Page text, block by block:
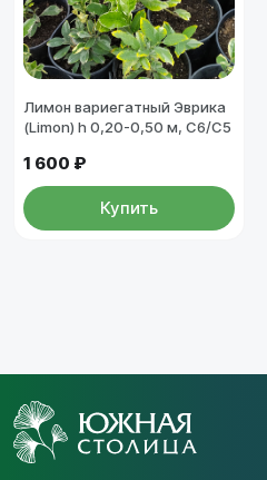
Лимон вариегатный Эврика
(Limon) h 0,20-0,50 м, С6/С5
1 600 ₽
Купить